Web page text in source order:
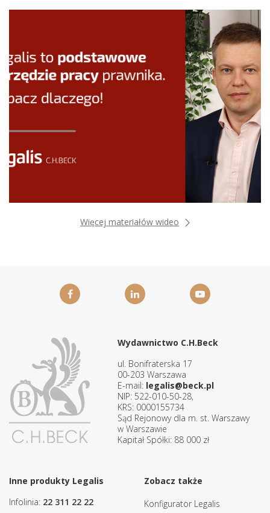
Więcej materiałów wideo
Wydawnictwo C.H.Beck
ul. Bonifraterska 17
00-203 Warszawa
E-mail: legalis@beck.pl
NIP: 522-010-50-28,
KRS: 0000155734
Sąd Rejonowy dla m. st. Warszawy
w Warszawie
Kapitał Spółki: 88 000 zł
Inne produkty Legalis
Infolinia: 22 311 22 22
Zobacz także
Konfigurator Legalis